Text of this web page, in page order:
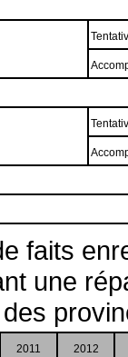
faits
une
2011 2012